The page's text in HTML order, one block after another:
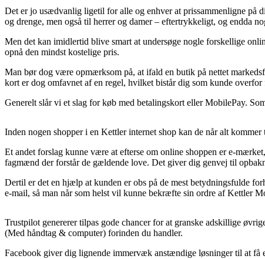
Det er jo usædvanlig ligetil for alle og enhver at prissammenligne på
og drenge, men også til herrer og damer – eftertrykkeligt, og endda
Men det kan imidlertid blive smart at undersøge nogle forskellige
opnå den mindst kostelige pris.
Man bør dog være opmærksom på, at ifald en butik på nettet
kort er dog omfavnet af en regel, hvilket bistår dig som kunde overfor
Generelt slår vi et slag for køb med betalingskort eller MobilePay.
Inden nogen shopper i en Kettler internet shop kan de når alt
Et andet forslag kunne være at efterse om online shoppen er e-
fagmænd der forstår de gældende love. Det giver dig genvej til
Dertil er det en hjælp at kunden er obs på de mest betydningsfulde
e-mail, så man når som helst vil kunne bekræfte sin ordre af Kettler
Trustpilot genererer tilpas gode chancer for at granske adskillige
(Med håndtag & computer) forinden du handler.
Facebook giver dig lignende immervæk anstændige løsninger til at